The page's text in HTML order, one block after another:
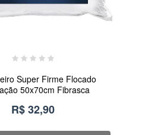
Super Firme Flocado
50x70cm Fibrasca
R$ 32,90